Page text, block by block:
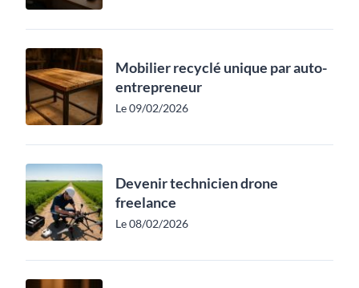
Mobilier recyclé unique par auto-
entrepreneur
Le 09/02/2026
Devenir technicien drone
freelance
Le 08/02/2026